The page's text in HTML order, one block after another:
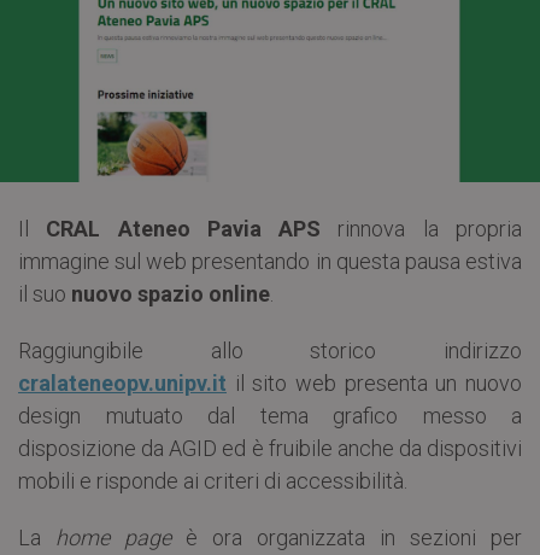
Il CRAL Ateneo Pavia APS rinnova la propria
immagine sul web presentando in questa pausa estiva
il suo nuovo spazio online
Raggiungibile allo storico indirizzo
cralateneopv.unipv.it il sito web presenta un nuovo
design mutuato dal tema grafico messo a
disposizione da AGID ed è fruibile anche da dispositivi
mobili e risponde ai criteri di accessibilità.
La home pageè ora organizzata in sezioni per